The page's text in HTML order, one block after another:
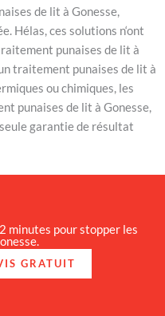
de lit à Gonesse,
Hélas, ces solutions n‘ont
punaises de lit à
traitement punaises de lit à
ou chimiques, les
punaises de lit à Gonesse,
garantie de résultat
minutes pour stopper les
GRATUIT